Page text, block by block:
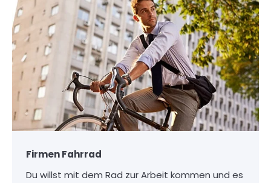
Firmen Fahrrad
Du willst mit dem Rad zur Arbeit kommen und es